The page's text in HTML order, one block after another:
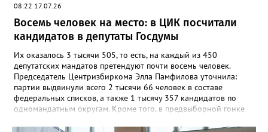
08:22 17.07.26
Восемь человек на место: в ЦИК посчитали
кандидатов в депутаты Госдумы
Их оказалось 3 тысячи 505, то есть, на каждый из 450
депутатских мандатов претендуют почти восемь человек.
Председатель Центризбиркома Элла Памфилова уточнила:
партии выдвинули всего 2 тысячи 66 человек в составе
федеральных списков, а также 1 тысячу 357 кандидатов по
одномандатным округам. Кроме того, в предвыборной гонке